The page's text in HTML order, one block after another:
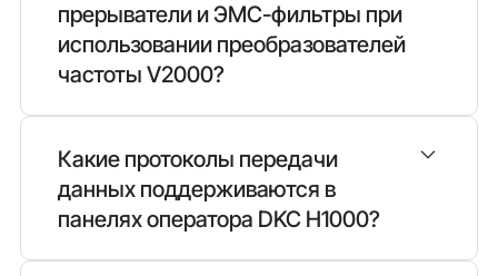
внешние модули резервирования
прерыватели и ЭМС-фильтры при
использовании преобразователей
частоты V2000?
Какие протоколы передачи
данных поддерживаются в
панелях оператора DKC H1000?